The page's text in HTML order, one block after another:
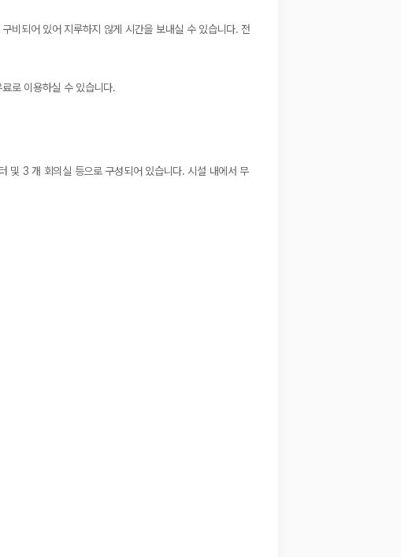
비되어 있어 지루하지 않게 시간을 보내실 수 있습니다. 전
로 이용하실 수 있습니다.
및 3 개 회의실 등으로 구성되어 있습니다. 시설 내에서 무